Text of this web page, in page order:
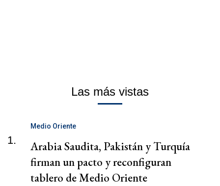
Las más vistas
1.
Medio Oriente
Arabia Saudita, Pakistán y Turquía
firman un pacto y reconfiguran
tablero de Medio Oriente